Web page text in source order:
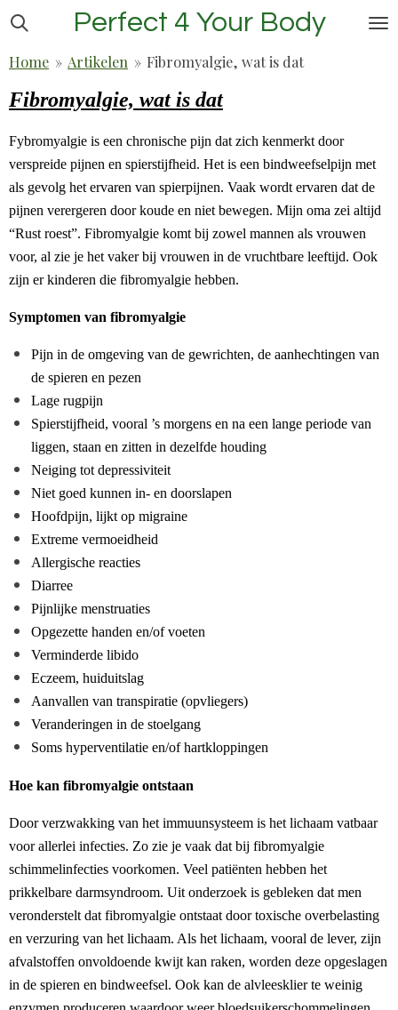
Ga
naar
hoofdinhoud
Perfect 4 Your Body
Home » Artikelen » Fibromyalgie, wat is dat
Fibromyalgie, wat is dat
Fybromyalgie is een chronische pijn dat zich kenmerkt door
verspreide pijnen en spierstijfheid. Het is een bindweefselpijn met
als gevolg het ervaren van spierpijnen. Vaak wordt ervaren dat de
pijnen verergeren door koude en niet bewegen. Mijn oma zei altijd
“Rust roest”. Fibromyalgie komt bij zowel mannen als vrouwen
voor, al zie je het vaker bij vrouwen in de vruchtbare leeftijd. Ook
zijn er kinderen die fibromyalgie hebben.
Symptomen van fibromyalgie
Pijn in de omgeving van de gewrichten, de aanhechtingen van
de spieren en pezen
Lage rugpijn
Spierstijfheid, vooral ’s morgens en na een lange periode van
liggen, staan en zitten in dezelfde houding
Neiging tot depressiviteit
Niet goed kunnen in- en doorslapen
Hoofdpijn, lijkt op migraine
Extreme vermoeidheid
Allergische reacties
Diarree
Pijnlijke menstruaties
Opgezette handen en/of voeten
Verminderde libido
Eczeem, huiduitslag
Aanvallen van transpiratie (opvliegers)
Veranderingen in de stoelgang
Soms hyperventilatie en/of hartkloppingen
Hoe kan fibromyalgie ontstaan
Door verzwakking van het immuunsysteem is het lichaam vatbaar
voor allerlei infecties. Zo zie je vaak dat bij fibromyalgie
schimmelinfecties voorkomen. Veel patiënten hebben het
prikkelbare darmsyndroom. Uit onderzoek is gebleken dat men
veronderstelt dat fibromyalgie ontstaat door toxische overbelasting
en verzuring van het lichaam. Als het lichaam, vooral de lever, zijn
afvalstoffen onvoldoende kwijt kan raken, worden deze opgeslagen
in de spieren en bindweefsel. Ook kan de alvleesklier te weinig